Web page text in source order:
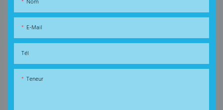
Nom
E-Mail
Tél
Teneur